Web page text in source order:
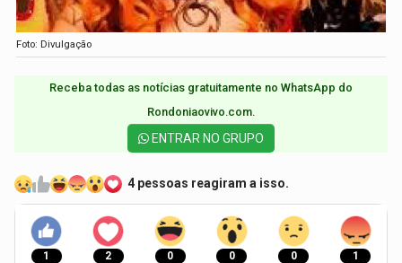
Foto: Divulgação
Receba todas as notícias gratuitamente no WhatsApp do
Rondoniaovivo.com.​
ENTRAR NO GRUPO
4 pessoas reagiram a isso.
1 2 0 0 0 1